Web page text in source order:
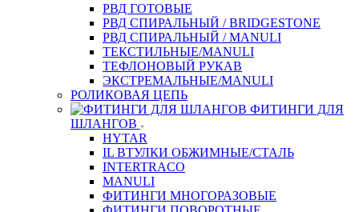
РВД ГОТОВЫЕ
РВД СПИРАЛЬНЫЙ / BRIDGESTONE
РВД СПИРАЛЬНЫЙ / MANULI
ТЕКСТИЛЬНЫЕ/MANULI
ТЕФЛОНОВЫЙ РУКАВ
ЭКСТРЕМАЛЬНЫЕ/MANULI
РОЛИКОВАЯ ЦЕПЬ
ФИТИНГИ ДЛЯ
ШЛАНГОВ
HYTAR
IL ВТУЛКИ ОБЖИМНЫЕ/СТАЛЬ
INTERTRACO
MANULI
ФИТИНГИ МНОГОРАЗОВЫЕ